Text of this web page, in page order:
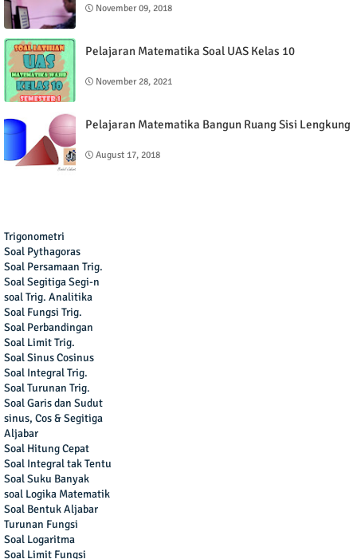
November 09, 2018
Pelajaran Matematika Soal UAS Kelas 10
November 28, 2021
Pelajaran Matematika Bangun Ruang Sisi Lengkung
August 17, 2018
Trigonometri
Soal Pythagoras
Soal Persamaan Trig.
Soal Segitiga Segi-n
soal Trig. Analitika
Soal Fungsi Trig.
Soal Perbandingan
Soal Limit Trig.
Soal Sinus Cosinus
Soal Integral Trig.
Soal Turunan Trig.
Soal Garis dan Sudut
sinus, Cos & Segitiga
Aljabar
Soal Hitung Cepat
Soal Integral tak Tentu
Soal Suku Banyak
soal Logika Matematik
Soal Bentuk Aljabar
Turunan Fungsi
Soal Logaritma
Soal Limit Fungsi